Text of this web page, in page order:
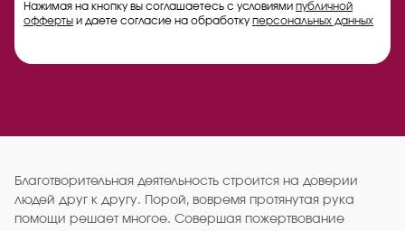
Нажимая на кнопку вы соглашаетесь с условиями публичной
офферты и даете согласие на обработкуперсональных данных
Благотворительная деятельность строится на доверии
людей друг к другу. Порой, вовремя протянутая рука
помощи решает многое. Совершая пожертвование